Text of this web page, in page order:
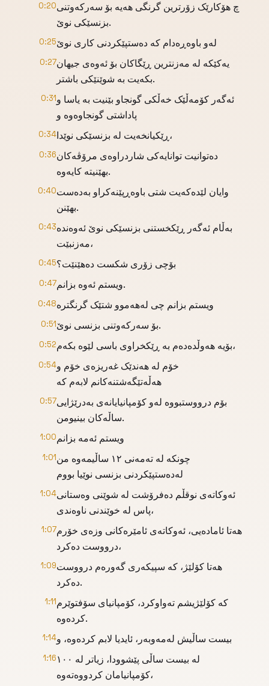
0:20چ هۆکارێک زۆرترین گرنگی هەیە بۆ سەرکەوتنی
بزنسێکی نوێ.
0:25لەو باوەڕەدام کە دەستپێکردنی کاری نوێ
0:27یەکێکە لە مەزنترین ڕێگاکان بۆ ئەوەی جیهان
بکەیت بە شوێنێکی باشتر.
0:31ئەگەر کۆمەڵێک خەڵکی گونجاو بێنیت بە یاسا و
پاداشتی گونجاوەوە و
0:34 ڕێکیانخەیت لە بزنسێکی نوێدا،
0:36دەتوانیت توانایەکی شاردراوەی مرۆڤەکان
بهێنیتە کایەوە.
0:40وایان لێدەکەیت شتی باوەڕپێنەکراو بەدەست
بهێنن.
0:43بەڵام ئەگەر ڕێکخستنی بزنسێکی نوێ ئەوەندە
مەزنبێت،
0:45بۆچی زۆری شکست دەهێنێت؟
0:47 ویستم ئەوە بزانم.
0:48ویستم بزانم چی لەهەموو شتێک گرنگترە
0:51 بۆ سەرکەوتنی بزنسی نوێ.
0:52 بۆیە هەوڵدەدەم بە ڕێکخراوی باسی لێوە بکەم،
0:54خۆم لە هەندێک غەریزەی خۆم و
هەڵەتێگەشتنەکانم لابەم کە
0:57بۆم درووستبووە لەو کۆمپانیایانەی بەدرێژایی
ساڵەکان بینیومن.
1:00ویستم ئەمە بزانم
1:01چونکە لە تەمەنی ١٢ ساڵیمەوە من
لەدەستپێکردنی بزنسی نوێیا بووم
1:04ئەوکاتەی نوقڵم دەفرۆشت لە شوێنی وەستانی
پاس لە خوێندنی ناوەندی،
1:07هەتا ئامادەیی، ئەوکاتەی ئامێرەکانی وزەی خۆرم
درووست دەکرد،
1:09هەتا کۆلێژ، کە سپیکەری گەورەم درووست
دەکرد.
1:11کە کۆلێژیشم تەواوکرد، کۆمپانیای سۆفتوێرم
کردەوە.
1:14بیست ساڵیش لەمەوبەر، ئایدیا لابم کردەوە، و
1:16لە بیست ساڵی پێشوودا، زیاتر لە ١٠٠
کۆمپانیامان کردووەتەوە،